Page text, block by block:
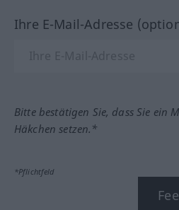
Ihre E-Mail-Adresse
Bitte bestätigen Sie, dass Sie ein
Häkchen setzen.*
*Pflichtfeld